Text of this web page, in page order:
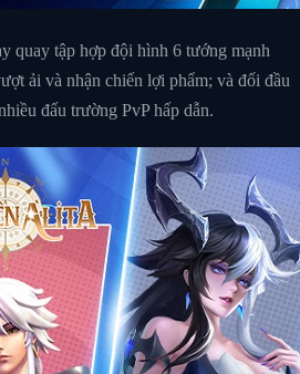
quay tập hợp đội hình 6 tướng mạnh
ải và nhận chiến lợi phẩm; và đối đầu
đấu trường PvP hấp dẫn.